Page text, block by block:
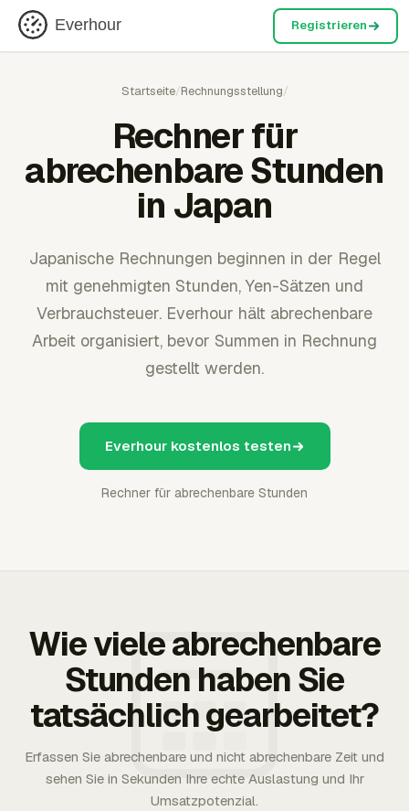
Everhour Registrieren
Startseite/Rechnungsstellung/
Rechner für
abrechenbare Stunden
in Japan
Japanische Rechnungen beginnen in der Regel
mit genehmigten Stunden, Yen-Sätzen und
Verbrauchsteuer. Everhour hält abrechenbare
Arbeit organisiert, bevor Summen in Rechnung
gestellt werden.
Everhour kostenlos testen
Rechner für abrechenbare Stunden
Wie viele abrechenbare
Stunden haben Sie
tatsächlich gearbeitet?
Erfassen Sie abrechenbare und nicht abrechenbare Zeit und
sehen Sie in Sekunden Ihre echte Auslastung und Ihr
Umsatzpotenzial.